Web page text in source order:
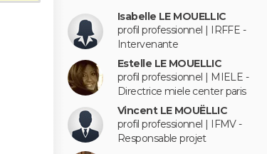
Isabelle LE MOUELLIC
profil professionnel | IRFFE -
Intervenante
Estelle LE MOUELLIC
profil professionnel | MIELE -
Directrice miele center paris
Vincent LE MOUËLLIC
profil professionnel | IFMV -
Responsable projet